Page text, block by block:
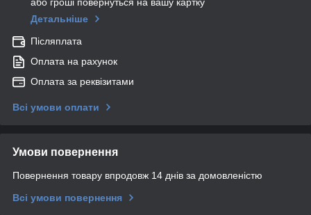
або гроші повернуться на вашу картку
Детальніше
Післяплата
Оплата на рахунок
Оплата за реквізитами
Всі умови оплати
Умови повернення
Повернення товару впродовж 14 днів за домовленістю
Всі умови повернення